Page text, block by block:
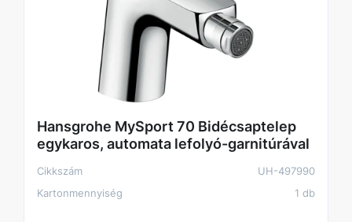
Hansgrohe MySport 70 Bidécsaptelep
egykaros, automata lefolyó-garnitúrával
Cikkszám
UH-497990
Kartonmennyiség
1 db